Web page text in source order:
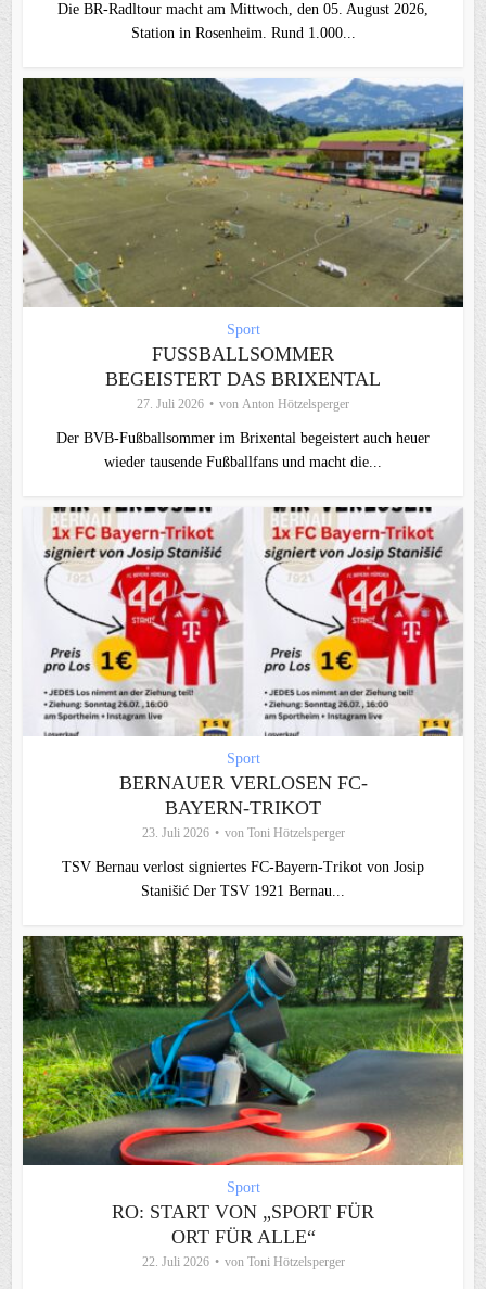
Die BR-Radltour macht am Mittwoch, den 05. August 2026,
Station in Rosenheim. Rund 1.000...
Sport
FUSSBALLSOMMER B
EGEISTERT DAS BRIXENTAL
27. Juli 2026 von Anton Hötzelsperger
Der BVB-Fußballsommer im Brixental begeistert auch heuer
wieder tausende Fußballfans und macht die...
Sport
BERNAUER VERLOSEN FC-
BAYERN-TRIKOT
23. Juli 2026 von Toni Hötzelsperger
TSV Bernau verlost signiertes FC‑Bayern‑Trikot von Josip
Stanišić Der TSV 1921 Bernau...
Sport
RO: START VON „SPORT FÜR
ORT FÜR ALLE“
22. Juli 2026 von Toni Hötzelsperger